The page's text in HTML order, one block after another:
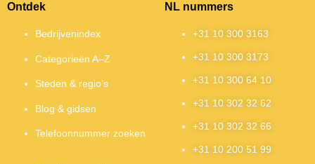
Ontdek
Bedrijvenindex
Categorieën A–Z
Steden & regio’s
Blog & gidsen
Telefoonnummer zoeken
NL nummers
+31 10 300 3163
+31 10 300 3173
+31 10 300 64 10
+31 10 302 32 62
+31 10 302 32 66
+31 10 200 51 99